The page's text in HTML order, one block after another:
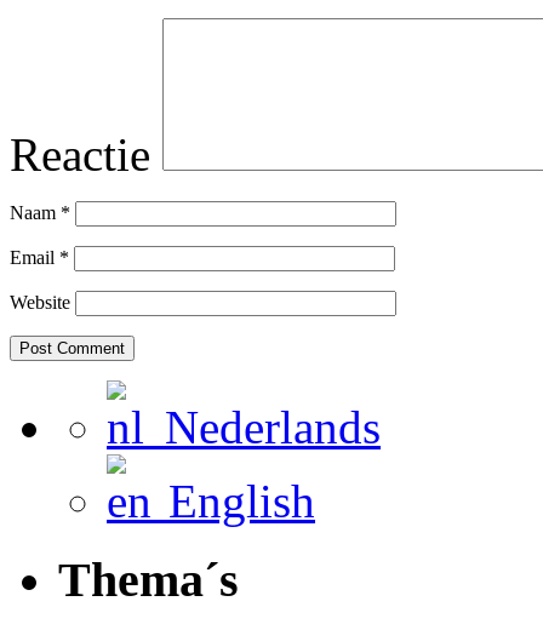
Reactie
Naam *
Email *
Website
Nederlands
English
Thema´s